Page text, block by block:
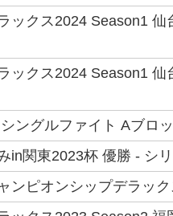
ックス2024 Season1
ックス2024 Season1
ングルファイト Aブロ
in関東2023杯 優勝 - シ
ンピオンシップデラッ